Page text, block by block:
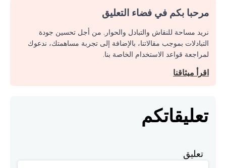
مرحبا بكم في فضاء التعليق
نريد مساحة للنقاش والتبادل والحوار. من أجل تحسين جودة
التبادلات بموجب مقالاتنا، بالإضافة إلى تجربة مساهمتك، ندعوك
لمراجعة قواعد الاستخدام الخاصة بنا.
اقرأ ميثاقنا
تعليقاتكم
تعليق